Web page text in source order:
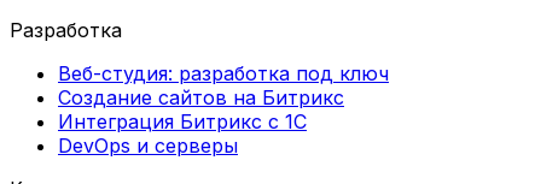
Разработка
Веб-студия: разработка под ключ
Создание сайтов на Битрикс
Интеграция Битрикс с 1С
DevOps и серверы